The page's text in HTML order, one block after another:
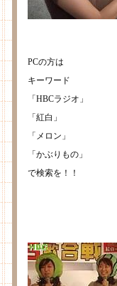
PCの方は
キーワード
「HBCラジオ」
「紅白」
「メロン」
「かぶりもの」
で検索を！！